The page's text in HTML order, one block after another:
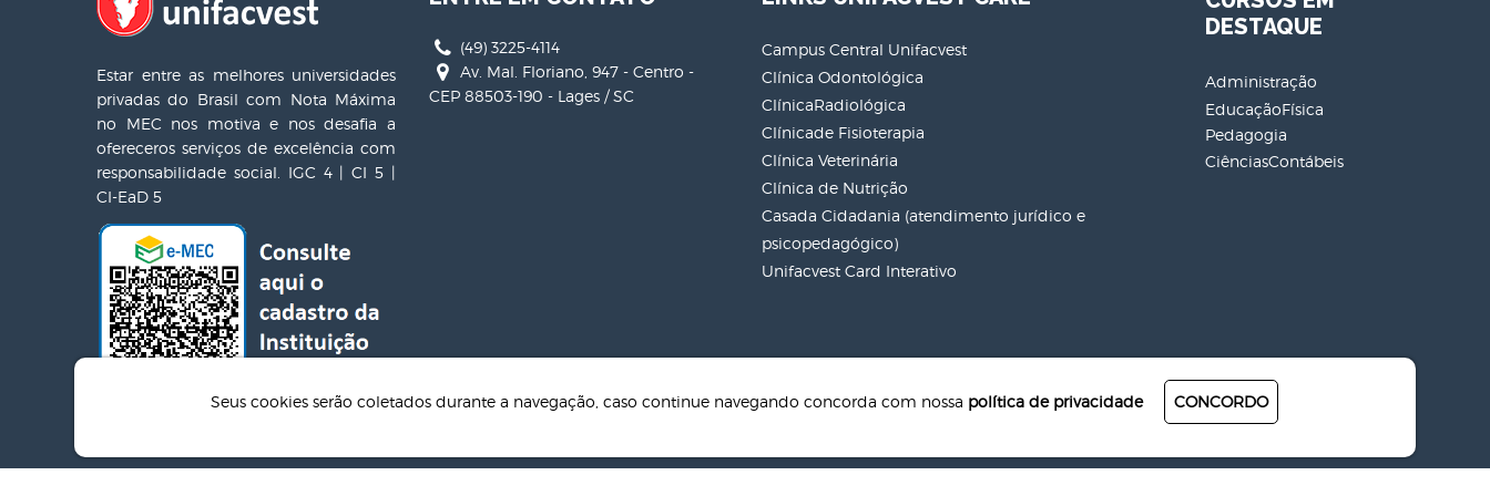
Estar entre as melhores universidades
privadas do Brasil com Nota Máxima
no MEC nos motiva e nos desafia a
ofereceros serviços de excelência com
responsabilidade social. IGC 4 | CI 5 |
CI-EaD 5
(49) 3225-4114
Av. Mal. Floriano, 947 - Centro -
CEP 88503-190 - Lages / SC
Campus Central Unifacvest
Clínica Odontológica
ClínicaRadiológica
Clínicade Fisioterapia
Clínica Veterinária
Clínica de Nutrição
Casada Cidadania (atendimento jurídico e
psicopedagógico)
Unifacvest Card Interativo
DESTAQUE
Administração
EducaçãoFísica
Pedagogia
CiênciasContábeis
Seus cookies serão coletados durante a navegação, caso continue navegando concorda com nossa política de privacidade CONCORDO